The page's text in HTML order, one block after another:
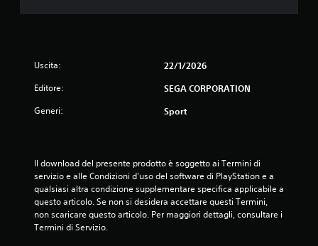
Uscita: 22/1/2026
Editore: SEGA CORPORATION
Generi: Sport
Il download del presente prodotto è soggetto ai Termini di
servizio e alle Condizioni d'uso del software di PlayStation e a
qualsiasi altra condizione supplementare specifica applicabile a
questo articolo. Se non si desidera accettare questi Termini,
non scaricare questo articolo. Per maggiori dettagli, consultare i
Termini di Servizio.